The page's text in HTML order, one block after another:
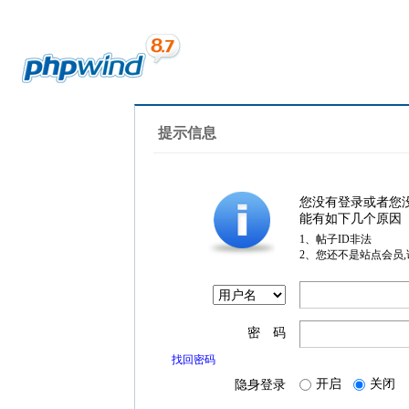
提示信息
您没有登录或者您
能有如下几个原因
1、帖子ID非法
2、您还不是站点会员
密 码
找回密码
隐身登录 开启 关闭